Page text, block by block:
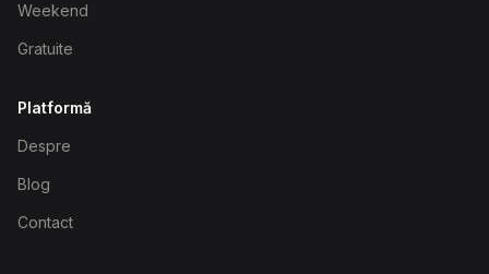
Weekend
Gratuite
Platformă
Despre
Blog
Contact